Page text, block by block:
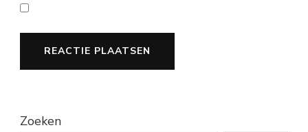
Zoeken